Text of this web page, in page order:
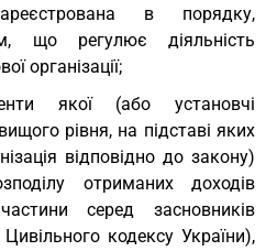
в порядку,
що регулює діяльність
організації;
якої (або установчі
рівня, на підставі яких
відповідно до закону)
отриманих доходів
серед засновників
кодексу України),